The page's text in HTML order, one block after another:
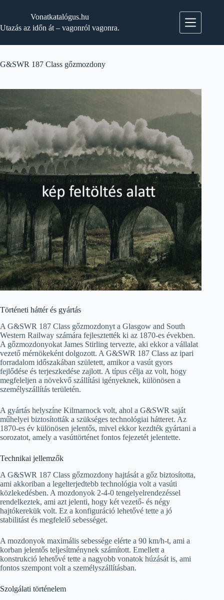
Vonatkatalógus.hu
Utazás az időn át – vagonról vagonra.
G&SWR 187 Class gőzmozdony
Történeti háttér és gyártás
A G&SWR 187 Class gőzmozdonyt a Glasgow and South
Western Railway számára fejlesztették ki az 1870-es években.
A gőzmozdonyokat James Stirling tervezte, aki ekkor a vállalat
vezető mérnökeként dolgozott. A G&SWR 187 Class az ipari
forradalom időszakában született, amikor a vasút gyors
fejlődése és terjeszkedése zajlott. A típus célja az volt, hogy
megfeleljen a növekvő szállítási igényeknek, különösen a
személyszállítás területén.
A gyártás helyszíne Kilmarnock volt, ahol a G&SWR saját
műhelyei biztosították a szükséges technológiai hátteret. Az
1870-es év különösen jelentős, mivel ekkor kezdték gyártani a
sorozatot, amely a vasúttörténet fontos fejezetét jelentette.
Technikai jellemzők
A G&SWR 187 Class gőzmozdony hajtását a gőz biztosította,
ami akkoriban a legelterjedtebb technológia volt a vasúti
közlekedésben. A mozdonyok 2-4-0 tengelyelrendezéssel
rendelkeztek, ami azt jelenti, hogy két vezető- és négy
hajtókerekük volt. Ez a konfiguráció lehetővé tette a jó
stabilitást és megfelelő sebességet.
A mozdonyok maximális sebessége elérte a 90 km/h-t, ami a
korban jelentős teljesítménynek számított. Emellett a
konstrukció lehetővé tette a nagyobb vonatok húzását is, ami
fontos szempont volt a személyszállításban.
Szolgálati történelem